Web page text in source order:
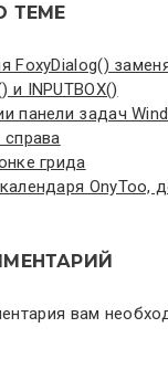
ТЕМЕ
FoxyDialog()
и INPUTBOX()
панели задач
грида
OnyToo,
вам